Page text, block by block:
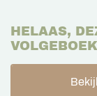
HELAAS,